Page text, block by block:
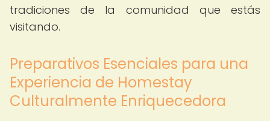
tradiciones de la comunidad que estás
visitando.
Preparativos Esenciales para una
Experiencia de Homestay
Culturalmente Enriquecedora